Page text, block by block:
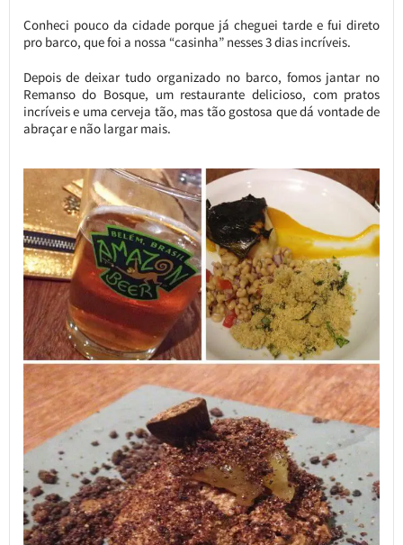
Conheci pouco da cidade porque já cheguei tarde e fui direto
pro barco, que foi a nossa “casinha” nesses 3 dias incríveis.
Depois de deixar tudo organizado no barco, fomos jantar no
Remanso do Bosque, um restaurante delicioso, com pratos
incríveis e uma cerveja tão, mas tão gostosa que dá vontade de
abraçar e não largar mais.